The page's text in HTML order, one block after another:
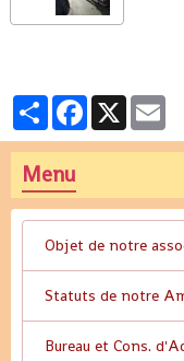
PartagerFacebook
X
Menu
Objet de notre
Statuts de notre
Bureau et Cons.